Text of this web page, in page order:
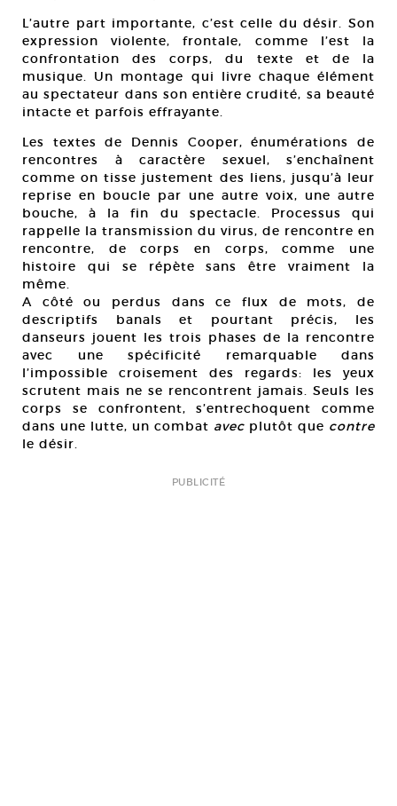
L’autre part importante, c’est celle du désir. Son
expression violente, frontale, comme l’est la
confrontation des corps, du texte et de la
musique. Un montage qui livre chaque élément
au spectateur dans son entière crudité, sa beauté
intacte et parfois effrayante.
Les textes de Dennis Cooper, énumérations de
rencontres à caractère sexuel, s’enchaînent
comme on tisse justement des liens, jusqu’à leur
reprise en boucle par une autre voix, une autre
bouche, à la fin du spectacle. Processus qui
rappelle la transmission du virus, de rencontre en
rencontre, de corps en corps, comme une
histoire qui se répète sans être vraiment la
même.
A côté ou perdus dans ce flux de mots, de
descriptifs banals et pourtant précis, les
danseurs jouent les trois phases de la rencontre
avec une spécificité remarquable dans
l’impossible croisement des regards: les yeux
scrutent mais ne se rencontrent jamais. Seuls les
corps se confrontent, s’entrechoquent comme
dans une lutte, un combat avec plutôt que contre
le désir.
PUBLICITÉ